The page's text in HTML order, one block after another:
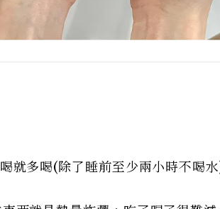
就多喝(除了睡前至少兩小時不喝水